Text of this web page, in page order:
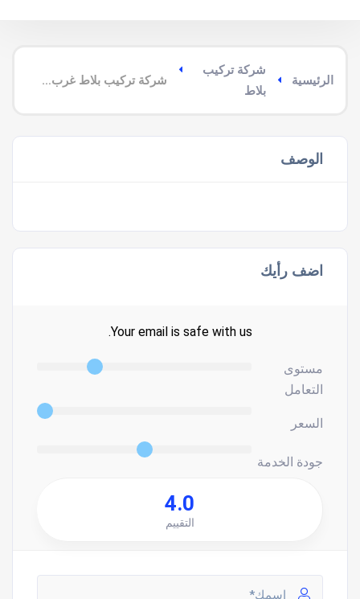
الرئيسية
شركة تركيب
بلاط
شركة تركيب بلاط غرب ابو عريش
الوصف
اضف رأيك
Your email is safe with us.
مستوى
التعامل
السعر
جودة الخدمة
4.0
التقييم